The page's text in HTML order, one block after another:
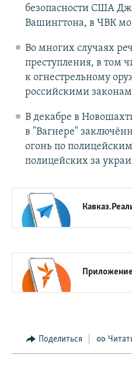
безопасности США
Вашингтона, в ЧВК
Во многих случаях
преступления, в том
к огнестрельному
российскими
В декабре в
в "Вагнере"
огонь по
полицейских за
Поделиться